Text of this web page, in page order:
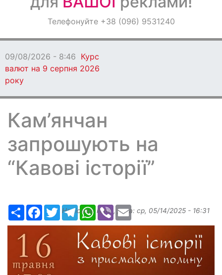
ОголошенняТелефонуйте +38 (096) 9531240
09/08/2026 - 8:46 Курс
валют на 9 серпня 2026
року
Кам’янчан
запрошують на
“Кавові історії”
РесурсFacebook
TwitterTelegramWhatsApp
ViberEmail
Надіслав: ilona , дата: ср, 05/14/2025 - 16:31